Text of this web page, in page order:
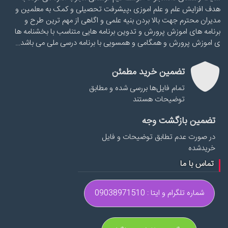
هدف افزایش علم و علم اموزی ،پیشرفت تحصیلی و کمک به معلمین و
مدیران محترم جهت بالا بردن بنیه علمی و اگاهی از مهم ترین طرح و
برنامه های اموزش پرورش و تدوین برنامه هایی متناسب با بخشنامه ها
ی اموزش پرورش و همگامی و همسویی با برنامه درسی ملی می باشد…
تضمین خرید مطمئن
تمام فایل‌ها بررسی شده و مطابق
توضیحات هستند
تضمین بازگشت وجه
در صورت عدم تطابق توضیحات و فایل
خریدشده
تماس با ما
شماره تلگرام و ایتا : 09038971510